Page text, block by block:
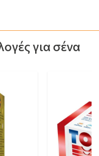
για σένα